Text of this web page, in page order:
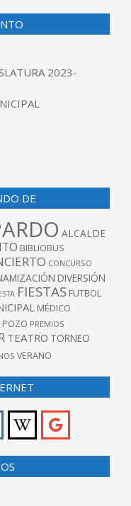
2023-
DE
ALCALDE
BIBLIOBUS
CONCURSO
DIVERSIÓN
FIESTAS FUTBOL
MÉDICO
POZO PREMIOS
TEATRO TORNEO
VERANO